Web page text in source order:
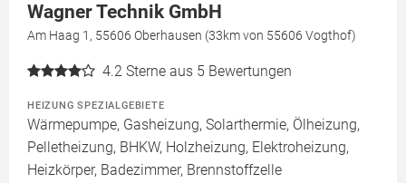
Wagner Technik GmbH
Am Haag 1, 55606 Oberhausen (33km von 55606 Vogthof)
4.2 Sterne aus 5 Bewertungen
HEIZUNG SPEZIALGEBIETE
Wärmepumpe, Gasheizung, Solarthermie, Ölheizung,
Pelletheizung, BHKW, Holzheizung, Elektroheizung,
Heizkörper, Badezimmer, Brennstoffzelle